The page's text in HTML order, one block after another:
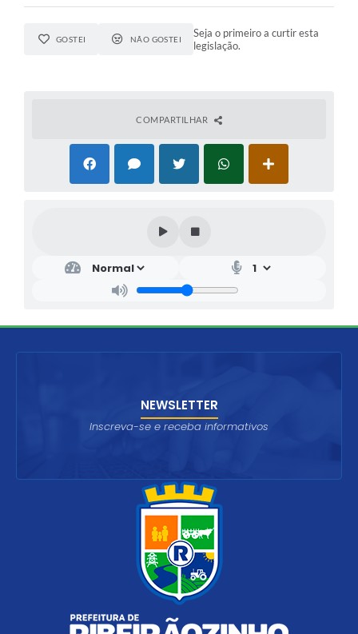
GOSTEI NÃO GOSTEI
Seja o primeiro a curtir esta
legislação.
COMPARTILHAR
NEWSLETTER
Inscreva-se e receba informativos